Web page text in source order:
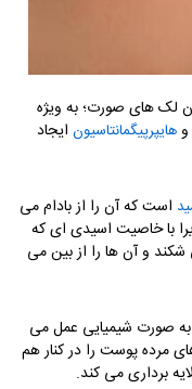
لک های صورت؛ به ویژه
هایپرپیگمانتاسیون ایجاد
است که آن را از بادام می
با خاصیت اسیدی ای که
و آن ها را از بین می
به صورت شیمیایی عمل می
مرده پوست را در کنار هم
برداری می کند.